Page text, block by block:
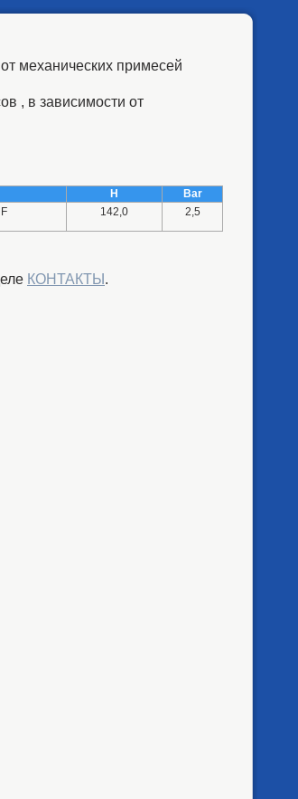
механических примесей
, в зависимости от
H
Bar
142,0 2,5
КОНТАКТЫ .